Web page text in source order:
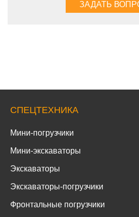
СПЕЦТЕХНИКА
Мини-погрузчики
Мини-экскаваторы
Экскаваторы
Экскаваторы-погрузчики
Фронтальные погрузчики